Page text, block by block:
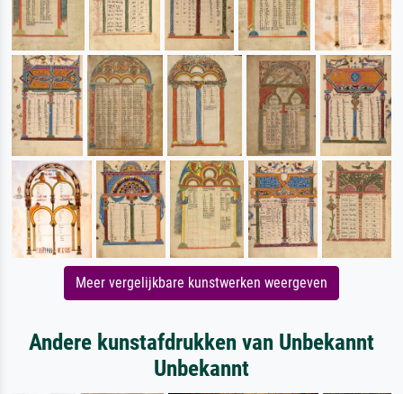
Meer vergelijkbare kunstwerken weergeven
Andere kunstafdrukken van Unbekannt
Unbekannt